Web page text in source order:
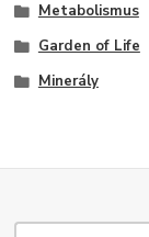
Metabolismus
Garden of Life
Minerály